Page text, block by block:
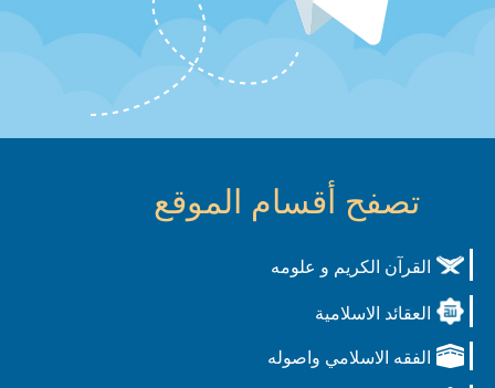
تصفح أقسام الموقع
القرآن الكريم و علومه
العقائد الاسلامية
الفقه الاسلامي واصوله